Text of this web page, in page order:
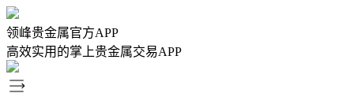
领峰贵金属官方APP
高效实用的掌上贵金属交易APP